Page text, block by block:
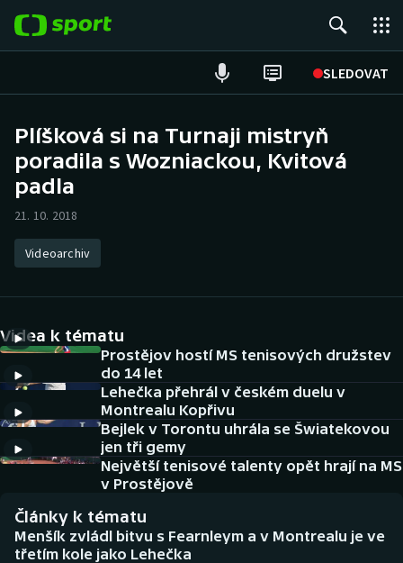
SLEDOVAT
Hokej
Atletika
DALŠÍ SPORTY
Americký fotbal
Baseball a softbal
Basketbal
Boby a skeleton
NEPŘEHLÉDNĚTE
Soutěže
Historické návraty
AZ kvíz
Plíšková si na Turnaji mistryň
poradila s Wozniackou, Kvitová
padla
21. 10. 2018
Videoarchiv
Videa k tématu
Prostějov hostí MS tenisových družstev
do 14 let
Lehečka přehrál v českém duelu v
Montrealu Kopřivu
Bejlek v Torontu uhrála se Šwiatekovou
jen tři gemy
Největší tenisové talenty opět hrají na MS
v Prostějově
Články k tématu
Menšík zvládl bitvu s Fearnleym a v Montrealu je ve
třetím kole jako Lehečka